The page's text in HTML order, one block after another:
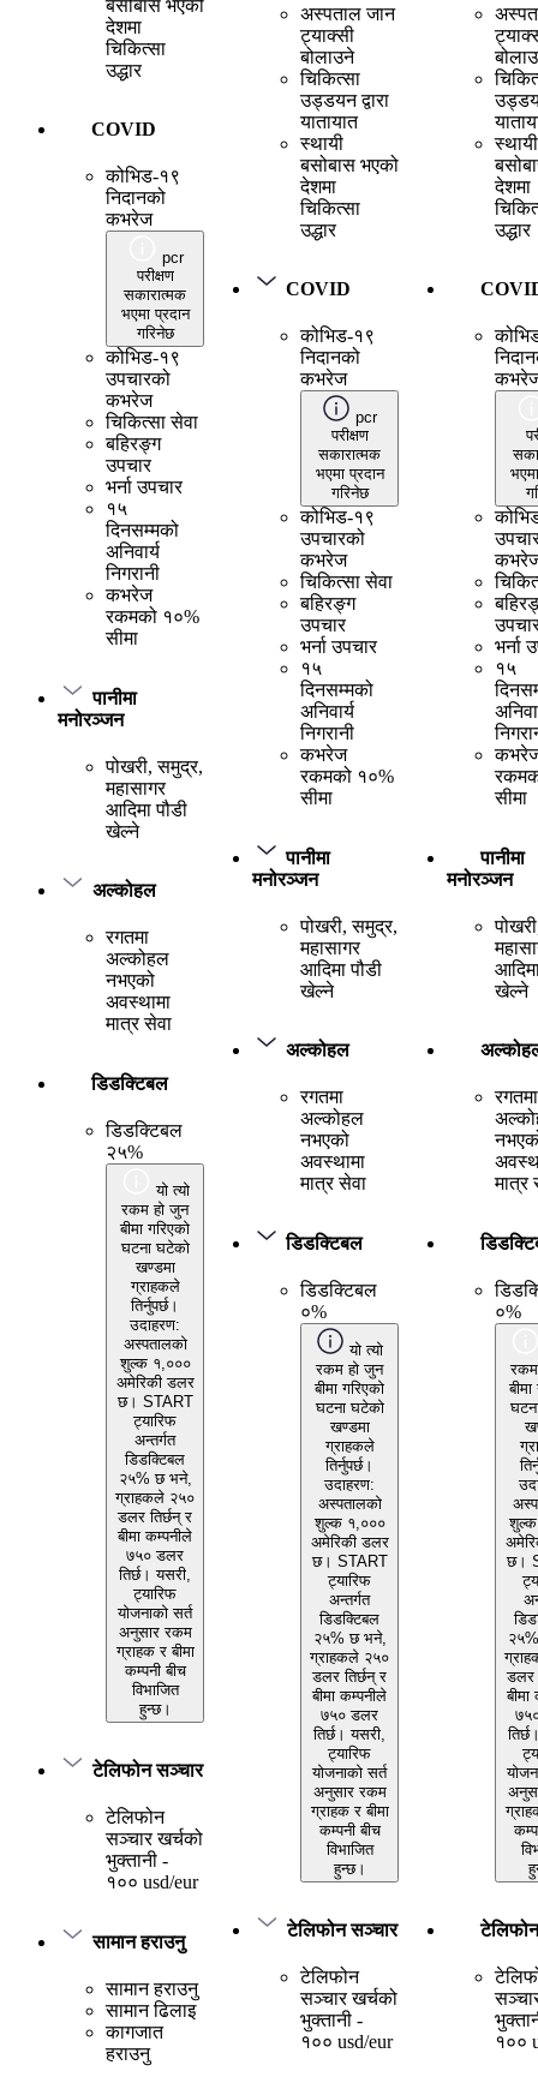
बसोबास भएको
देशमा
चिकित्सा
उद्धार
COVID
कोभिड-१९
निदानको
कभरेज
pcr
परीक्षण
सकारात्मक
भएमा प्रदान
गरिनेछ
कोभिड-१९
उपचारको
कभरेज
चिकित्सा सेवा
बहिरङ्ग
उपचार
भर्ना उपचार
१५
दिनसम्मको
अनिवार्य
निगरानी
कभरेज
रकमको १०%
सीमा
पानीमा
मनोरञ्जन
पोखरी, समुद्र,
महासागर
आदिमा पौडी
खेल्ने
अल्कोहल
रगतमा
अल्कोहल
नभएको
अवस्थामा
मात्र सेवा
डिडक्टिबल
डिडक्टिबल
२५%
यो त्यो
रकम हो जुन
बीमा गरिएको
घटना घटेको
खण्डमा
ग्राहकले
तिर्नुपर्छ।
उदाहरण:
अस्पतालको
शुल्क १,०००
अमेरिकी डलर
छ। START
ट्यारिफ
अन्तर्गत
डिडक्टिबल
२५% छ भने,
ग्राहकले २५०
डलर तिर्छन् र
बीमा कम्पनीले
७५० डलर
तिर्छ। यसरी,
ट्यारिफ
योजनाको सर्त
अनुसार रकम
ग्राहक र बीमा
कम्पनी बीच
विभाजित
हुन्छ।
टेलिफोन सञ्चार
टेलिफोन
सञ्चार खर्चको
भुक्तानी -
१०० usd/eur
सामान हराउनु
सामान हराउनु
सामान ढिलाइ
कागजात
हराउनु
अस्पताल जान
ट्याक्सी
बोलाउने
चिकित्सा
उड्डयन द्वारा
यातायात
स्थायी
बसोबास भएको
देशमा
चिकित्सा
उद्धार
COVID
कोभिड-१९
निदानको
कभरेज
pcr
परीक्षण
सकारात्मक
भएमा प्रदान
गरिनेछ
कोभिड-१९
उपचारको
कभरेज
चिकित्सा सेवा
बहिरङ्ग
उपचार
भर्ना उपचार
१५
दिनसम्मको
अनिवार्य
निगरानी
कभरेज
रकमको १०%
सीमा
पानीमा
मनोरञ्जन
पोखरी, समुद्र,
महासागर
आदिमा पौडी
खेल्ने
अल्कोहल
रगतमा
अल्कोहल
नभएको
अवस्थामा
मात्र सेवा
डिडक्टिबल
डिडक्टिबल
०%
यो त्यो
रकम हो जुन
बीमा गरिएको
घटना घटेको
खण्डमा
ग्राहकले
तिर्नुपर्छ।
उदाहरण:
अस्पतालको
शुल्क १,०००
अमेरिकी डलर
छ। START
ट्यारिफ
अन्तर्गत
डिडक्टिबल
२५% छ भने,
ग्राहकले २५०
डलर तिर्छन् र
बीमा कम्पनीले
७५० डलर
तिर्छ। यसरी,
ट्यारिफ
योजनाको सर्त
अनुसार रकम
ग्राहक र बीमा
कम्पनी बीच
विभाजित
हुन्छ।
टेलिफोन सञ्चार
टेलिफोन
सञ्चार खर्चको
भुक्तानी -
१०० usd/eur
स्थायी
देशमा
उद्धार
भर्ना
१५
सीमा
पानीमा
मनोरञ्जन
खेल्ने
रगतमा
मात्र
०%
छ।
डलर
१००